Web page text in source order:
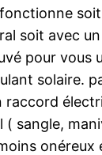
soit avec
pour vous
solaire.
raccord
( sangle,
onéreux